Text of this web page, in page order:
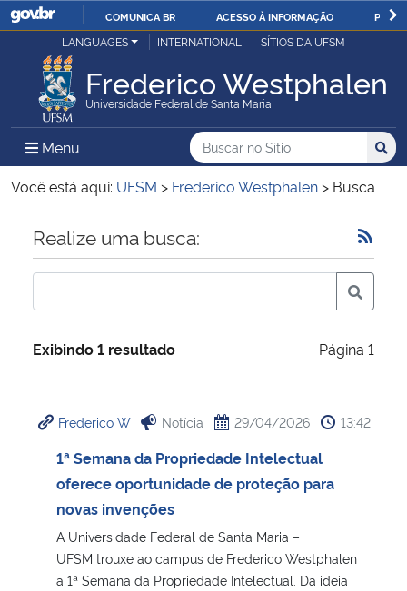
IR
O
COMUNICA BR ACESSO À INFORMAÇÃO
Ministério da Justiça e Segurança Pública
Ministério da Defesa
Ministério das Relações Exteriores
Ministério da Economia
Ministério da Infraestrutura
Ministério da Cidadania
Ministério de Minas e Energia
Ministério da Ciência, Tecnologia, Inovações e Comunicações
LANGUAGES INTERNATIONAL SÍTIOS DA UFSM
Frederico Westphalen
Universidade Federal de Santa Maria
Menu Menu Principal do Sítio
Busca
Buscar no no Sítio
Busca:
Você está aqui: UFSM > Frederico Westphalen > Busca
Início do conteúdo
Realize uma busca:
Exibindo 1 resultado Página 1
Frederico W Notícia 29/04/2026 13:42
1ª Semana da Propriedade Intelectual
oferece oportunidade de proteção para
novas invenções
A Universidade Federal de Santa Maria –
UFSM trouxe ao campus de Frederico Westphalen
a 1ª Semana da Propriedade Intelectual. Da ideia